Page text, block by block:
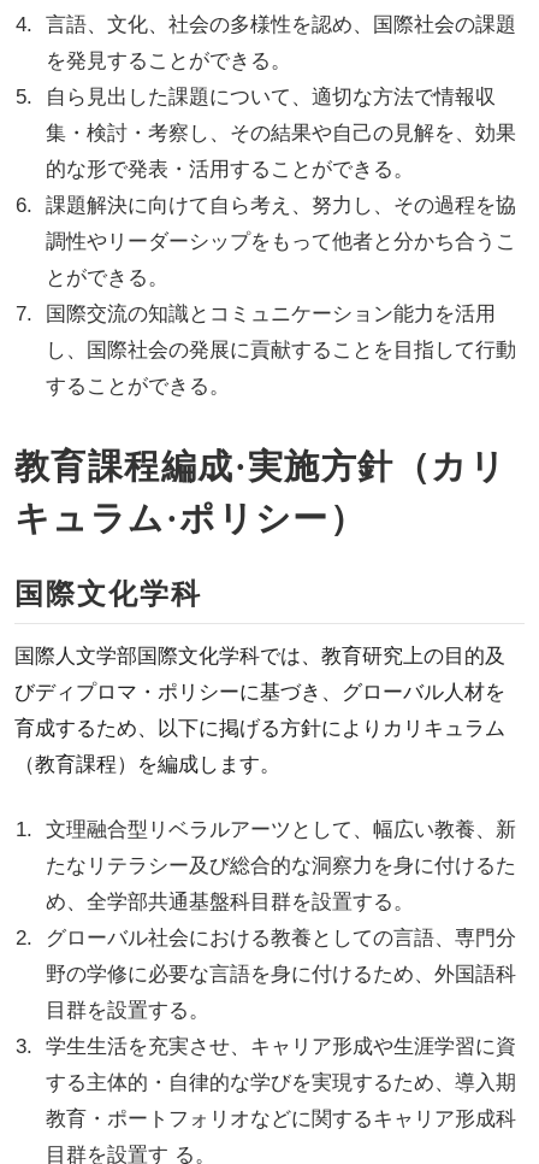
言語、文化、社会の多様性を認め、国際社会の課題
を発見することができる。
自ら見出した課題について、適切な方法で情報収
集・検討・考察し、その結果や自己の見解を、効果
的な形で発表・活用することができる。
課題解決に向けて自ら考え、努力し、その過程を協
調性やリーダーシップをもって他者と分かち合うこ
とができる。
国際交流の知識とコミュニケーション能力を活用
し、国際社会の発展に貢献することを目指して行動
することができる。
教育課程編成·実施方針（カリ
キュラム·ポリシー）
国際文化学科
国際人文学部国際文化学科では、教育研究上の目的及
びディプロマ・ポリシーに基づき、グローバル人材を
育成するため、以下に掲げる方針によりカリキュラム
（教育課程）を編成します。
文理融合型リベラルアーツとして、幅広い教養、新
たなリテラシー及び総合的な洞察力を身に付けるた
め、全学部共通基盤科目群を設置する。
グローバル社会における教養としての言語、専門分
野の学修に必要な言語を身に付けるため、外国語科
目群を設置する。
学生生活を充実させ、キャリア形成や生涯学習に資
する主体的・自律的な学びを実現するため、導入期
教育・ポートフォリオなどに関するキャリア形成科
目群を設置す る。